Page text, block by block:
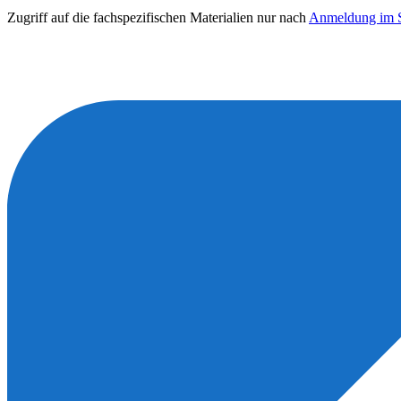
Zugriff auf die fachspezifischen Materialien nur nach Anmeldung im